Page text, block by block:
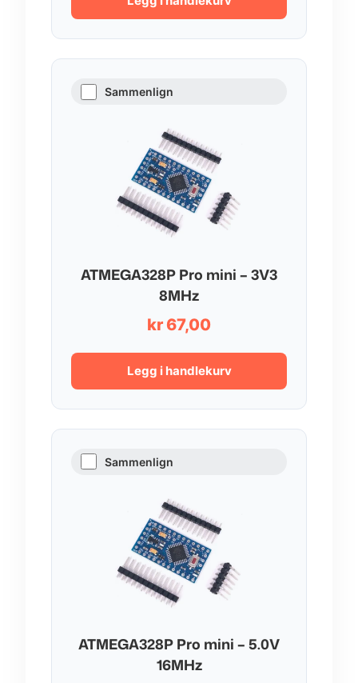
Sammenlign
ATMEGA328P Pro mini – 3V3
8MHz
kr 67,00
Legg i handlekurv
Sammenlign
ATMEGA328P Pro mini – 5.0V
16MHz